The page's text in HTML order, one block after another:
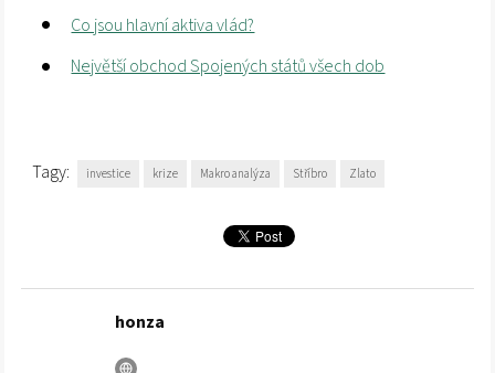
Co jsou hlavní aktiva vlád?
Největší obchod Spojených států všech dob
Tagy: investice krize Makro analýza Stříbro Zlato
honza